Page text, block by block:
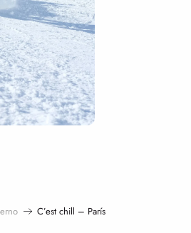
C’est chill – París